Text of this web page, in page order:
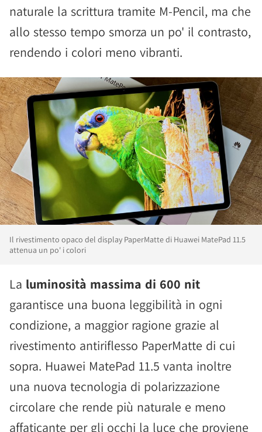
naturale la scrittura tramite M-Pencil, ma che
allo stesso tempo smorza un po' il contrasto,
rendendo i colori meno vibranti.
Il rivestimento opaco del display PaperMatte di Huawei MatePad 11.5
attenua un po' i colori
La luminosità massima di 600 nit
garantisce una buona leggibilità in ogni
condizione, a maggior ragione grazie al
rivestimento antiriflesso PaperMatte di cui
sopra. Huawei MatePad 11.5 vanta inoltre
una nuova tecnologia di polarizzazione
circolare che rende più naturale e meno
affaticante per gli occhi la luce che proviene